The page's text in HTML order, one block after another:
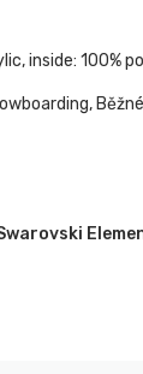
inside: 100%